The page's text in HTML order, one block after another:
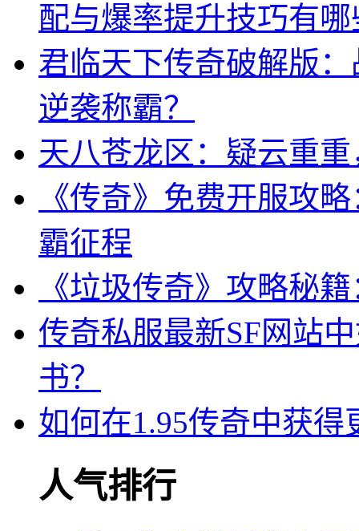
配与爆率提升技巧有哪
君临天下传奇破解版
逆袭称霸？
天八苍龙区：疑云重
《传奇》免费开服攻
霸征程
《垃圾传奇》攻略秘
传奇私服最新SF网站
书？
如何在1.95传奇中获得
人气排行